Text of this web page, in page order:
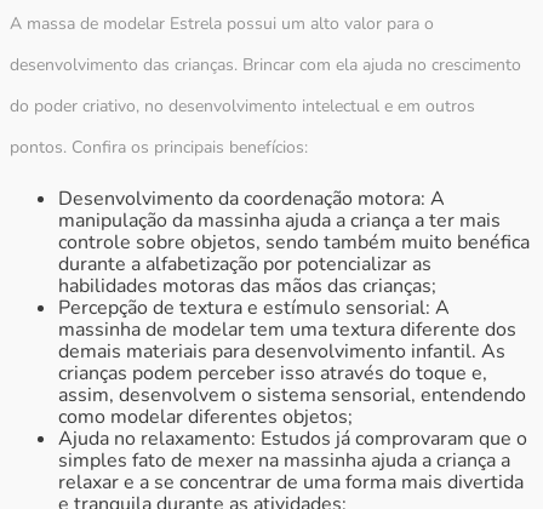
A massa de modelar Estrela possui um alto valor para o
desenvolvimento das crianças. Brincar com ela ajuda no crescimento
do poder criativo, no desenvolvimento intelectual e em outros
pontos. Confira os principais benefícios:
Desenvolvimento da coordenação motora: A
manipulação da massinha ajuda a criança a ter mais
controle sobre objetos, sendo também muito benéfica
durante a alfabetização por potencializar as
habilidades motoras das mãos das crianças;
Percepção de textura e estímulo sensorial: A
massinha de modelar tem uma textura diferente dos
demais materiais para desenvolvimento infantil. As
crianças podem perceber isso através do toque e,
assim, desenvolvem o sistema sensorial, entendendo
como modelar diferentes objetos;
Ajuda no relaxamento: Estudos já comprovaram que o
simples fato de mexer na massinha ajuda a criança a
relaxar e a se concentrar de uma forma mais divertida